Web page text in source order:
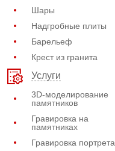
Шары
Надгробные плиты
Барельеф
Крест из гранита
Услуги
3D-моделирование
памятников
Гравировка на
памятниках
Гравировка портрета